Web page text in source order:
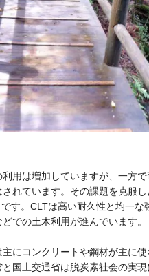
用は増加していますが、一方
されています。その課題を克服
す。CLTは高い耐久性と均一な
での土木利用が進んでいます。
にコンクリートや鋼材が主に使
国土交通省は脱炭素社会の実現